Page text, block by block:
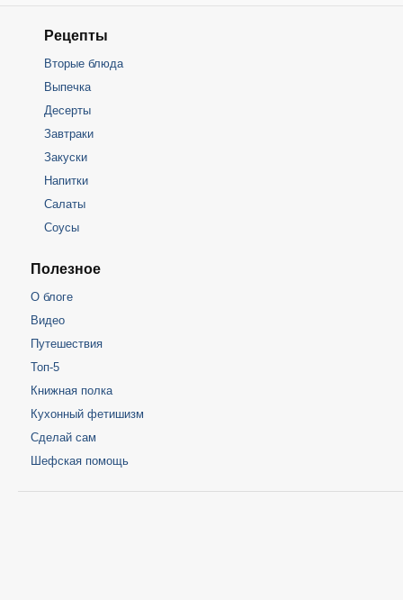
Рецепты
Вторые блюда
Выпечка
Десерты
Завтраки
Закуски
Напитки
Салаты
Соусы
Полезное
О блоге
Видео
Путешествия
Топ-5
Книжная полка
Кухонный фетишизм
Сделай сам
Шефская помощь